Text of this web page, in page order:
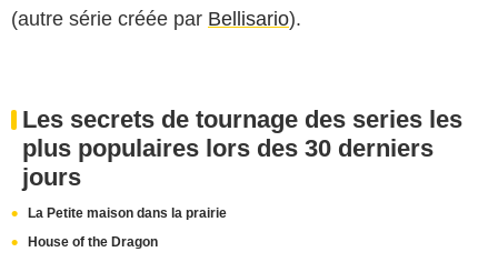
(autre série créée par Bellisario).
Les secrets de tournage des series les
plus populaires lors des 30 derniers
jours
La Petite maison dans la prairie
House of the Dragon